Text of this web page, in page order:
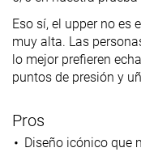
Eso sí, el upper no es
muy alta. Las
lo mejor prefieren
puntos de presión y
Pros
Diseño icónico que